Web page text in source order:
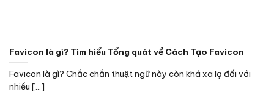
Favicon là gì? Tìm hiểu Tổng quát về Cách Tạo Favicon
Favicon là gì? Chắc chắn thuật ngữ này còn khá xa lạ đối với
nhiều [...]